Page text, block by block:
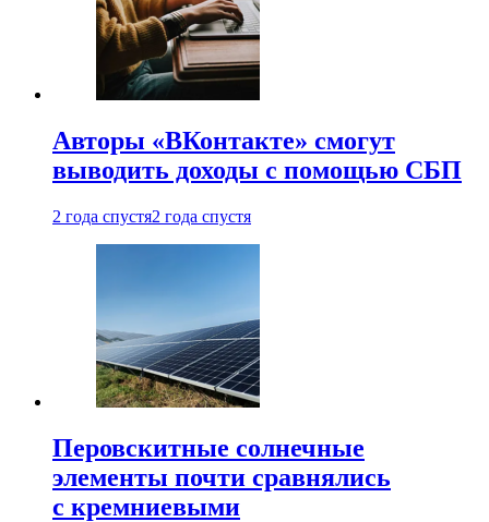
Авторы «ВКонтакте» смогут
выводить доходы с помощью СБП
2 года спустя2 года спустя
Перовскитные солнечные
элементы почти сравнялись
с кремниевыми